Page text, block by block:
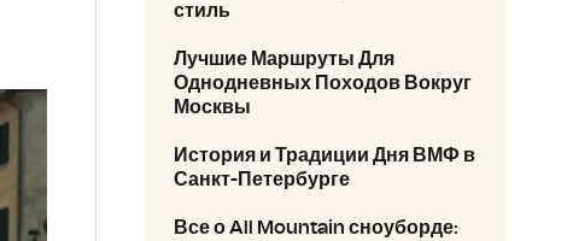
стиль
Лучшие Маршруты Для
Однодневных Походов Вокруг
Москвы
История и Традиции Дня ВМФ в
Санкт-Петербурге
Все о All Mountain сноуборде: